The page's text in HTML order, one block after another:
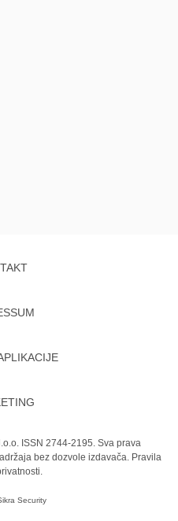
ISSN 2744-2195. Sva prava
bez dozvole izdavača. Pravila
Security